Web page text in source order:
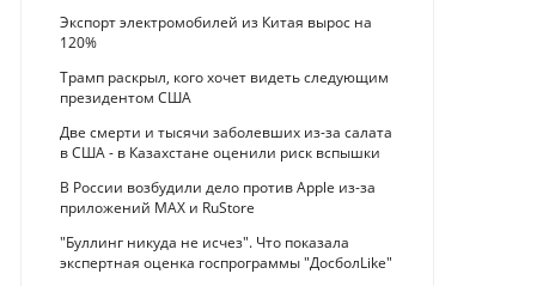
Экспорт электромобилей из Китая вырос на
120%
Трамп раскрыл, кого хочет видеть следующим
президентом США
Две смерти и тысячи заболевших из-за салата
в США - в Казахстане оценили риск вспышки
В России возбудили дело против Apple из-за
приложений MAX и RuStore
"Буллинг никуда не исчез". Что показала
экспертная оценка госпрограммы "ДосболLike"